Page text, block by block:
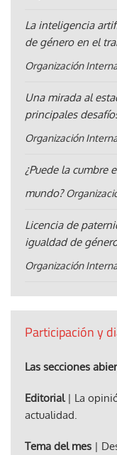
La inteligencia
de género en el
Organización
Una mirada al
principales
Organización
¿Puede la cumbre
mundo?
Licencia de
igualdad de
Organización
Participación y
Las secciones
Editorial| La
actualidad.
Tema del mes |